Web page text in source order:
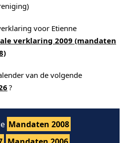
voor Etienne
verklaring 2009 (mandaten
van de volgende
?
Mandaten 2008